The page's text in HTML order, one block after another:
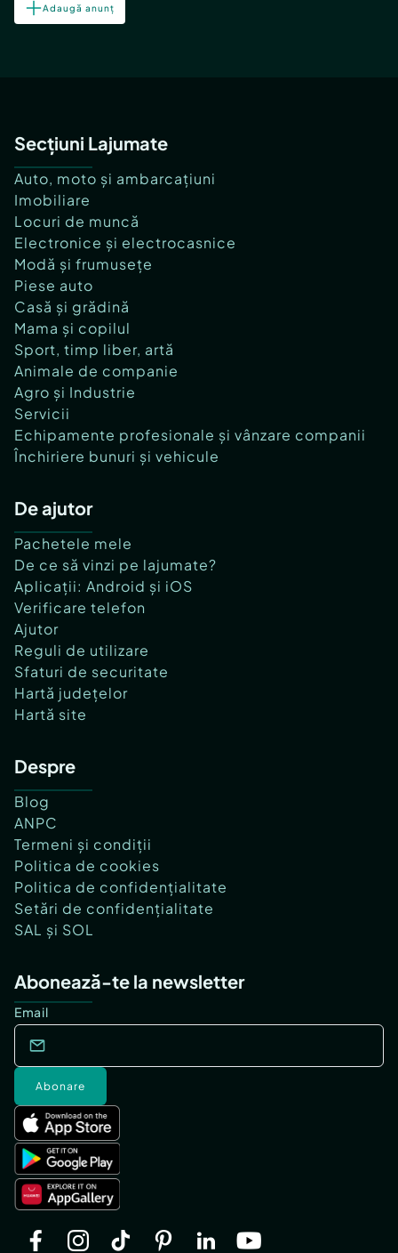
Adaugă anunț
Secțiuni Lajumate
Auto, moto și ambarcațiuni
Imobiliare
Locuri de muncă
Electronice și electrocasnice
Modă și frumusețe
Piese auto
Casă și grădină
Mama și copilul
Sport, timp liber, artă
Animale de companie
Agro și Industrie
Servicii
Echipamente profesionale și vânzare companii
Închiriere bunuri și vehicule
De ajutor
Pachetele mele
De ce să vinzi pe lajumate?
Aplicații: Android și iOS
Verificare telefon
Ajutor
Reguli de utilizare
Sfaturi de securitate
Hartă județelor
Hartă site
Despre
Blog
ANPC
Termeni și condiții
Politica de cookies
Politica de confidențialitate
Setări de confidențialitate
SAL și SOL
Abonează-te la newsletter
Email
Abonare